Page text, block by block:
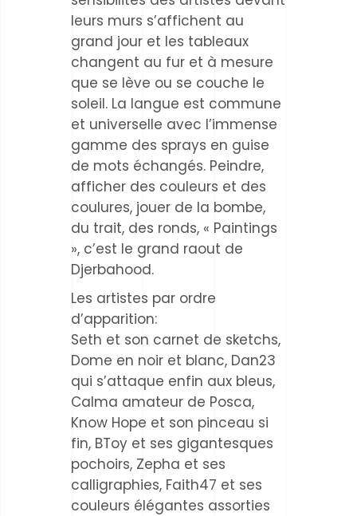
leurs murs s’affichent au
grand jour et les tableaux
changent au fur et à mesure
que se lève ou se couche le
soleil. La langue est commune
et universelle avec l’immense
gamme des sprays en guise
de mots échangés. Peindre,
afficher des couleurs et des
coulures, jouer de la bombe,
du trait, des ronds, « Paintings
», c’est le grand raout de
Djerbahood.
Les artistes par ordre
d’apparition:
Seth et son carnet de sketchs,
Dome en noir et blanc, Dan23
qui s’attaque enfin aux bleus,
Calma amateur de Posca,
Know Hope et son pinceau si
fin, BToy et ses gigantesques
pochoirs, Zepha et ses
calligraphies, Faith47 et ses
couleurs élégantes assorties